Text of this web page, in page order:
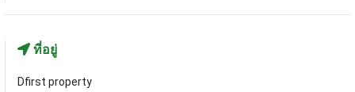
ที่อยู่
Dfirst property